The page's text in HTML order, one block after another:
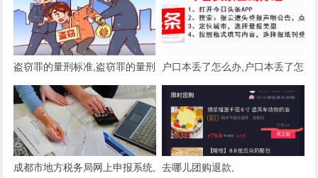
盗窃罪的量刑标准,盗窃罪的量刑
标准是多少
户口本丢了怎么办,户口本丢了怎
成都市地方税务局网上申报系统,
去哪儿团购退款,